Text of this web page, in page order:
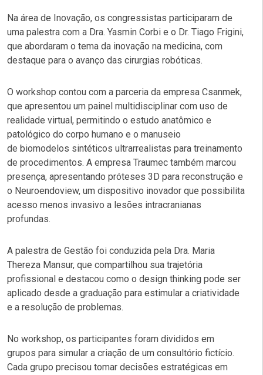
Na área de Inovação, os congressistas participaram de
uma palestra com a Dra. Yasmin Corbi e o Dr. Tiago Frigini,
que abordaram o tema da inovação na medicina, com
destaque para o avanço das cirurgias robóticas.
O workshop contou com a parceria da empresa Csanmek,
que apresentou um painel multidisciplinar com uso de
realidade virtual, permitindo o estudo anatômico e
patológico do corpo humano e o manuseio
de biomodelos sintéticos ultrarrealistas para treinamento
de procedimentos. A empresa Traumec também marcou
presença, apresentando próteses 3D para reconstrução e
o Neuroendoview, um dispositivo inovador que possibilita
acesso menos invasivo a lesões intracranianas
profundas.
A palestra de Gestão foi conduzida pela Dra. Maria
Thereza Mansur, que compartilhou sua trajetória
profissional e destacou como o design thinking pode ser
aplicado desde a graduação para estimular a criatividade
e a resolução de problemas.
No workshop, os participantes foram divididos em
grupos para simular a criação de um consultório fictício.
Cada grupo precisou tomar decisões estratégicas em